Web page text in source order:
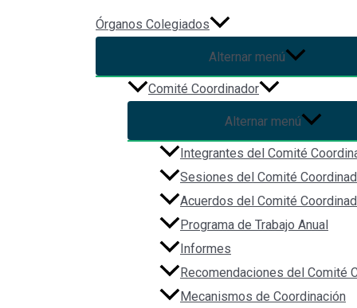
Órganos Colegiados
Alternar menú
Comité Coordinador
Alternar menú
Integrantes del Comité
Sesiones del Comité
Acuerdos del Comité
Programa de Trabajo Anual
Informes
Recomendaciones del Comité
Mecanismos de Coordinación
Constitución Política para el